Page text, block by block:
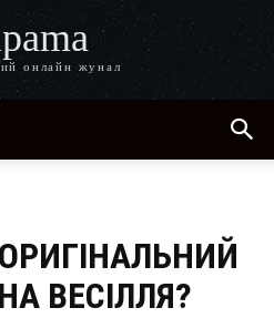
онлайн жунал
ВЕСІЛЛЯ?